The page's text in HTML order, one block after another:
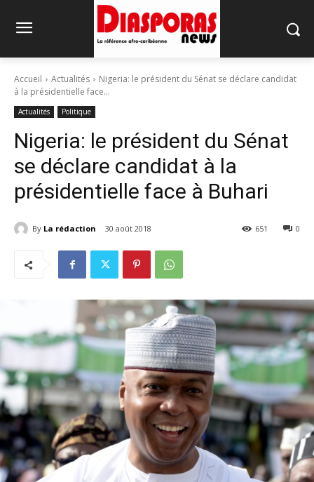
Accueil Actualités
Nigeria: le président du Sénat se déclare candidat
à la présidentielle face...
Actualités Politique
Nigeria: le président du Sénat
se déclare candidat à la
présidentielle face à Buhari
By La rédaction 30 août 2018 0
651